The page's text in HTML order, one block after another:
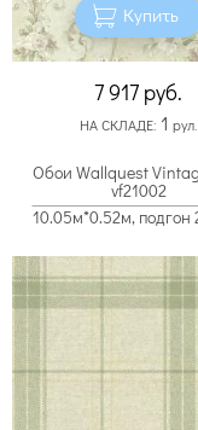
Купить
7 917 руб.
НА СКЛАДЕ: 1 рул.
Обои Wallquest
vf21002
10.05м*0.52м, подгон